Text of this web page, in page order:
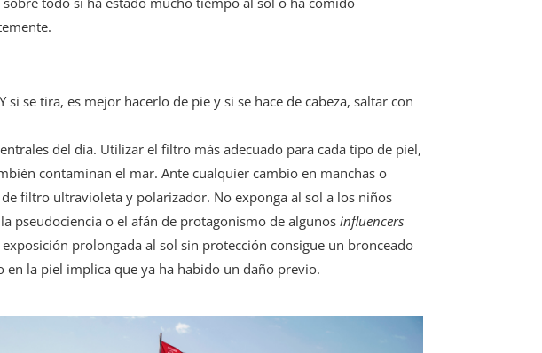
se tira, es mejor hacerlo de pie y si se hace de cabeza, saltar con
del día. Utilizar el filtro más adecuado para cada tipo de piel,
contaminan el mar. Ante cualquier cambio en manchas o
filtro ultravioleta y polarizador. No exponga al sol a los niños
pseudociencia o el afán de protagonismo de algunos influencers
prolongada al sol sin protección consigue un bronceado
la piel implica que ya ha habido un daño previo.